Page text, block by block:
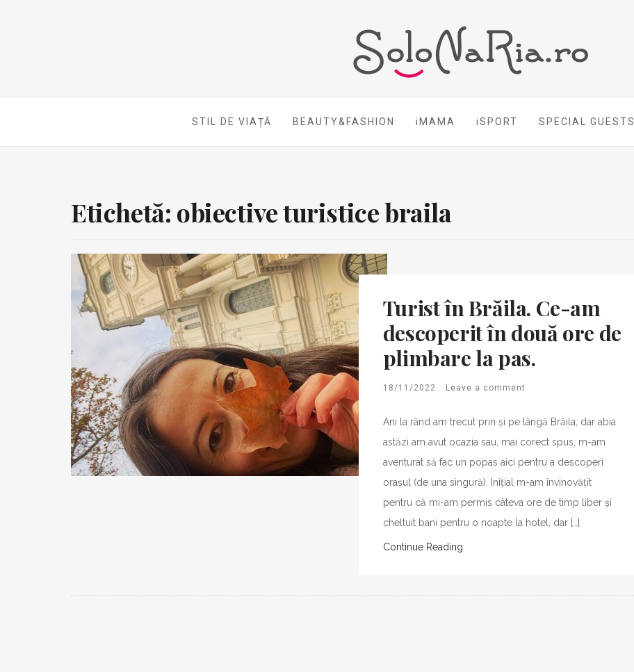
STIL DE VIAȚĂ BEAUTY&FASHION iMAMA iSPORT SPECIAL GUESTS
Etichetă: obiective turistice braila
Turist în Brăila. Ce-am
descoperit în două ore de
plimbare la pas.
18/11/2022 Leave a comment
Ani la rând am trecut prin și pe lângă Brăila, dar abia
astăzi am avut ocazia sau, mai corect spus, m-am
aventurat să fac un popas aici pentru a descoperi
orașul (de una singură). Inițial m-am învinovățit
pentru că mi-am permis câteva ore de timp liber și
cheltuit bani pentru o noapte la hotel, dar […]
Continue Reading